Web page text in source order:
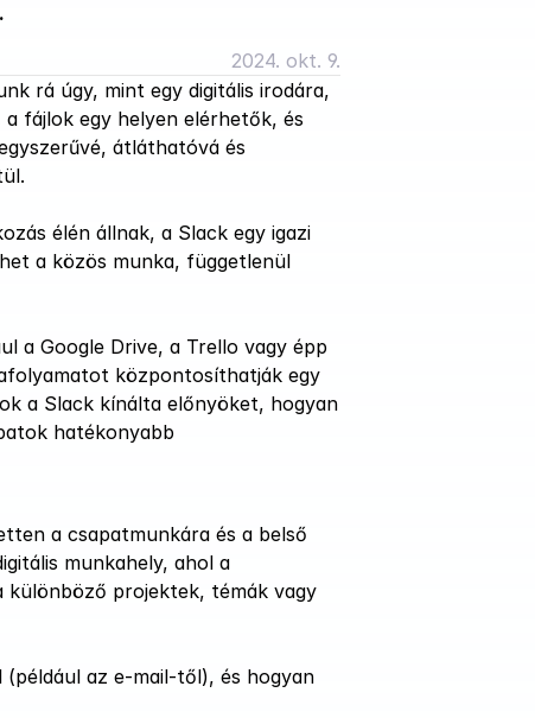
2024. okt. 9.
rá úgy, mint egy digitális irodára,
fájlok egy helyen elérhetők, és
átláthatóvá és
élén állnak, a Slack egy igazi
a közös munka, függetlenül
a Google Drive, a Trello vagy épp
központosíthatják egy
a Slack kínálta előnyöket, hogyan
hatékonyabb
a csapatmunkára és a belső
munkahely, ahol a
különböző projektek, témák vagy
az e-mail-től), és hogyan